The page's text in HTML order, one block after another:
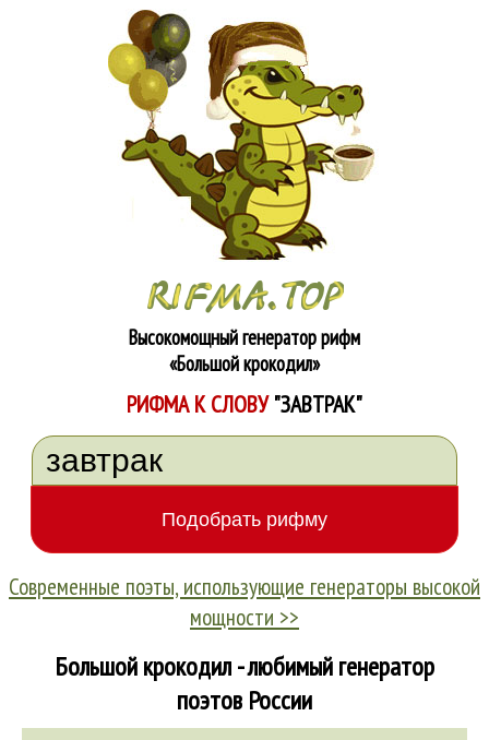
Высокомощный генератор рифм
«Большой крокодил»
РИФМА К СЛОВУ"ЗАВТРАК"
Современные поэты, использующие генераторы высокой
мощности >>
Большой крокодил - любимый генератор
поэтов России